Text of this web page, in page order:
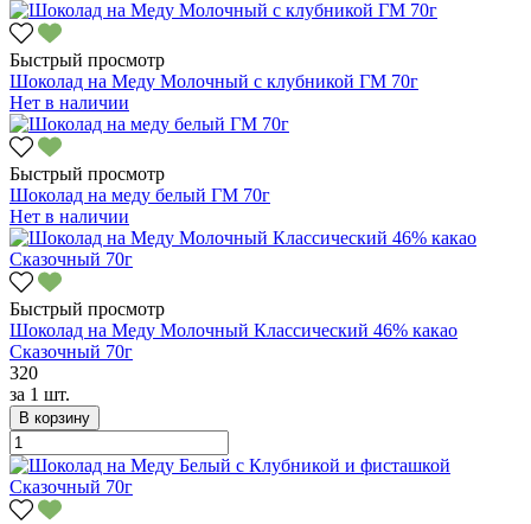
Быстрый просмотр
Шоколад на Меду Молочный с клубникой ГМ 70г
Нет в наличии
Быстрый просмотр
Шоколад на меду белый ГМ 70г
Нет в наличии
Быстрый просмотр
Шоколад на Меду Молочный Классический 46% какао
Сказочный 70г
320
за 1 шт.
В корзину